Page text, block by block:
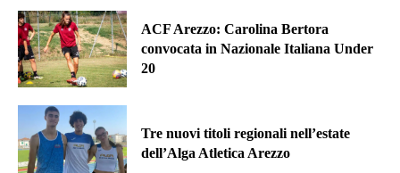
ACF Arezzo: Carolina Bertora
convocata in Nazionale Italiana Under
20
Tre nuovi titoli regionali nell’estate
dell’Alga Atletica Arezzo